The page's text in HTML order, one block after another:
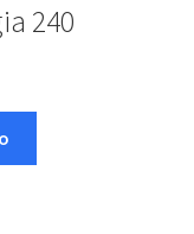
240